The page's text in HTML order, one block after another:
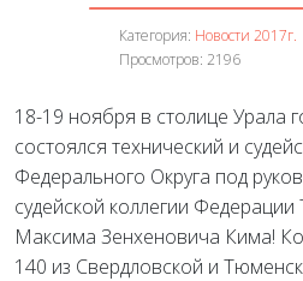
Категория: Новости 2017г.
Просмотров: 2196
18-19 ноября в столице Урала
состоялся технический и
Федерального Округа под
судейской коллегии
Максима Зенхеновича Кима!
140 из Свердловской и